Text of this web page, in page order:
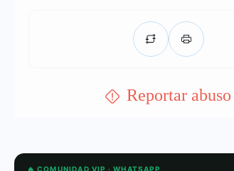
Reportar abuso
🔥 COMUNIDAD VIP · WHATSAPP